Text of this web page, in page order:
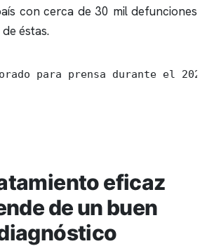
concerca de 30 mil defunciones
éstas.
para prensa durante el 2023
eficaz
de un buen